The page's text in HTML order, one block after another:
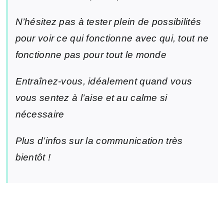
N’hésitez pas à tester plein de possibilités
pour voir ce qui fonctionne avec qui, tout ne
fonctionne pas pour tout le monde
Entraînez-vous, idéalement quand vous
vous sentez à l’aise et au calme si
nécessaire
Plus d’infos sur la communication très
bientôt !